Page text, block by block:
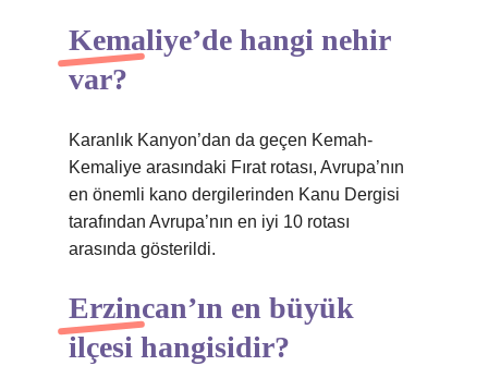
Kemaliye’de hangi nehir
var?
Karanlık Kanyon’dan da geçen Kemah-
Kemaliye arasındaki Fırat rotası, Avrupa’nın
en önemli kano dergilerinden Kanu Dergisi
tarafından Avrupa’nın en iyi 10 rotası
arasında gösterildi.
Erzincan’ın en büyük
ilçesi hangisidir?